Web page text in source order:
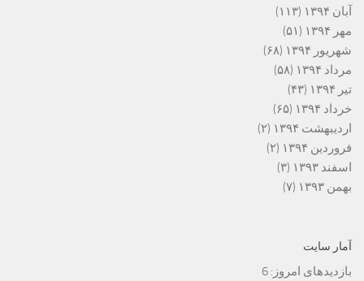
آبان ۱۳۹۴
(۱۱۳)
مهر ۱۳۹۴
(۵۱)
شهریور ۱۳۹۴
(۶۸)
مرداد ۱۳۹۴
(۵۸)
تیر ۱۳۹۴
(۴۳)
خرداد ۱۳۹۴
(۶۵)
اردیبهشت ۱۳۹۴
(۲)
فروردین ۱۳۹۴
(۲)
اسفند ۱۳۹۳
(۳)
بهمن ۱۳۹۳
(۷)
آمار سایت
بازدیدهای امروز: 6